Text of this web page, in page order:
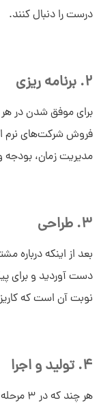
درست را دنبال کنند.
2. برنامه ریزی
برای موفق شدن در هر
فروش شرکت‌های نرم
مدیریت زمان،
3. طراحی
بعد از اینکه درباره
دست آوردید و برای
نوبت آن است که
4. تولید و اجرا
هر چند